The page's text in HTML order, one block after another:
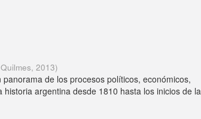
,2013)
de los procesos políticos, económicos,
argentina desde 1810 hasta los inicios de la